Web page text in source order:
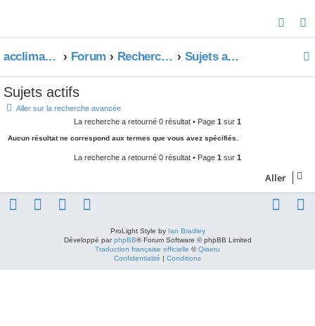
e
acclimatons.com Forum Rechercher Sujets actifs
Sujets actifs
Aller sur la recherche avancée
La recherche a retourné 0 résultat • Page 1 sur 1
Aucun résultat ne correspond aux termes que vous avez spécifiés.
La recherche a retourné 0 résultat • Page 1 sur 1
Aller
ProLight Style by Ian Bradley
Développé parphpBB® Forum Software © phpBB Limited
Traduction française officielle ©Qiaeru
Confidentialité | Conditions